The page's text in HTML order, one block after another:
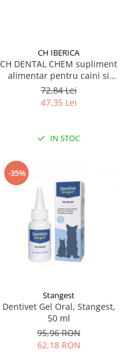
CH IBERICA
CH DENTAL CHEM supliment
alimentar pentru caini si
pisici, recomandat pentru
prevenirea formarii placii
72,84 Lei
47,35 Lei
IN STOC
-35%
Stangest
Dentivet Gel Oral, Stangest,
50 ml
95,96 RON
62,18 RON